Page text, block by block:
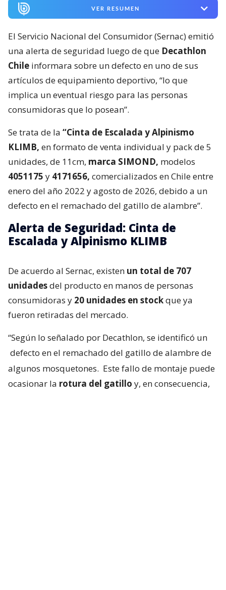
VER RESUMEN
El Servicio Nacional del Consumidor (Sernac) emitió
una alerta de seguridad luego de que Decathlon
Chile informara sobre un defecto en uno de sus
artículos de equipamiento deportivo, “lo que
implica un eventual riesgo para las personas
consumidoras que lo posean”.
Se trata de la “Cinta de Escalada y Alpinismo
KLIMB, en formato de venta individual y pack de 5
unidades, de 11cm, marca SIMOND, modelos
4051175 y 4171656, comercializados en Chile entre
enero del año 2022 y agosto de 2026, debido a un
defecto en el remachado del gatillo de alambre”.
Alerta de Seguridad: Cinta de
Escalada y Alpinismo KLIMB
De acuerdo al Sernac, existen un total de 707
unidadesdel producto en manos de personas
consumidoras y 20 unidades en stockque ya
fueron retiradas del mercado.
“Según lo señalado por Decathlon, se identificó un
defecto en el remachado del gatillo de alambre de
algunos mosquetones. Este fallo de montaje puede
ocasionar la rotura del gatillo y, en consecuencia,